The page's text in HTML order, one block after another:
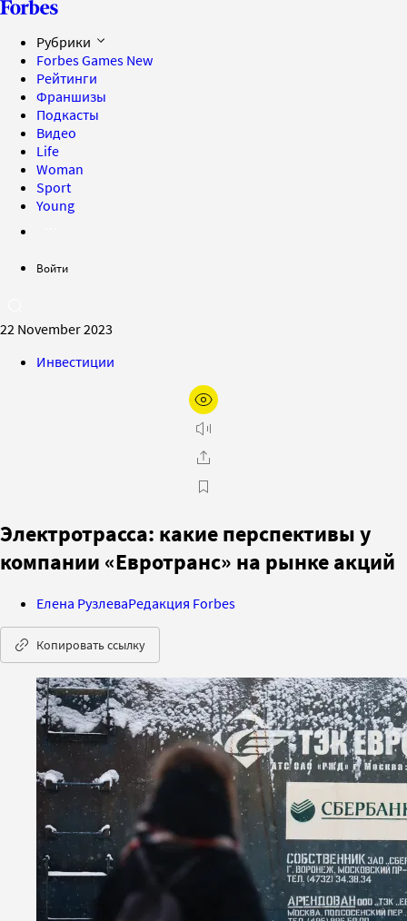
Рубрики
Forbes Games New
Рейтинги
Франшизы
Подкасты
Видео
Life
Woman
Sport
Young
Войти
22 November 2023
Инвестиции
Электротрасса: какие перспективы у
компании «Евротранс» на рынке акций
Елена РузлеваРедакция Forbes
Копировать ссылку